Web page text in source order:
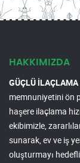
HAKKIMIZDA
GÜÇLÜ İLAÇLAMA
memnuniyetini ön
haşere ilaçlama
ekibimizle,
sunarak, ev ve iş
oluşturmayı